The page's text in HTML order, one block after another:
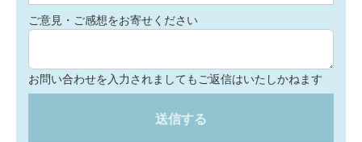
ご意見・ご感想をお寄せください
お問い合わせを入力されましてもご返信はいたしかねます
送信する